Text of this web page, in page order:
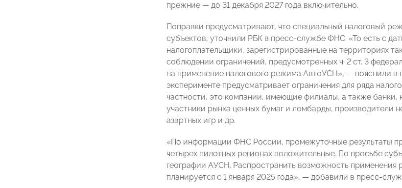
прежние — до 31 декабря 2027 года включительно.
Поправки предусматривают, что специальный налоговый
субъектов, уточнили РБК в пресс-службе ФНС. «То есть с
налогоплательщики, зарегистрированные на территориях
соблюдении ограничений, предусмотренных ч. 2 ст. 3
на применение налогового режима АвтоУСН», — пояснили в
эксперименте предусматривает ограничения для ряда
частности, это компании, имеющие филиалы, а также
участники рынка ценных бумаг и ломбарды, производители
азартных игр и др.
«По информации ФНС России, промежуточные результаты
четырех пилотных регионах положительные. По просьбе
географии АУСН. Распространить возможность
планируется с 1 января 2025 года», — добавили в пресс-